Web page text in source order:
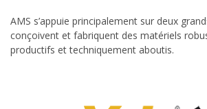
AMS s’appuie principalement sur deux
conçoivent et fabriquent des matériels
productifs et techniquement aboutis.